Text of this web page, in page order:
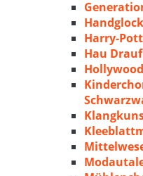
Harry-
Hau